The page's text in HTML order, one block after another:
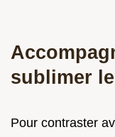
sublimer
Pour contraster